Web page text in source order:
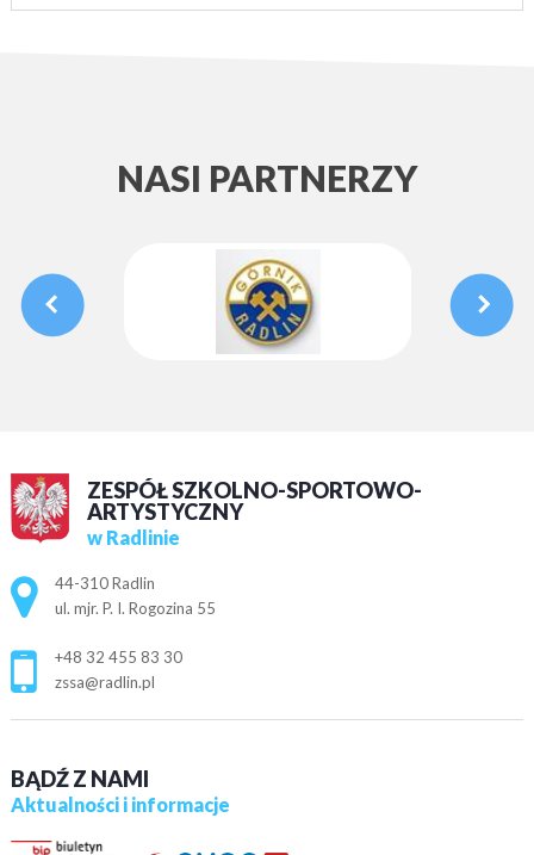
NASI PARTNERZY
ZESPÓŁ SZKOLNO-SPORTOWO-
ARTYSTYCZNY
w Radlinie
Adres pocztowy:
44-310 Radlin
ul. mjr. P. I. Rogozina 55
+48 32 455 83 30
zssa@radlin.pl
BĄDŹ Z NAMI
Aktualności i informacje